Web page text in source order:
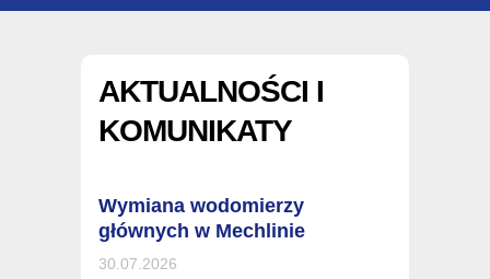
AKTUALNOŚCI I
KOMUNIKATY
Wymiana wodomierzy
głównych w Mechlinie
30.07.2026